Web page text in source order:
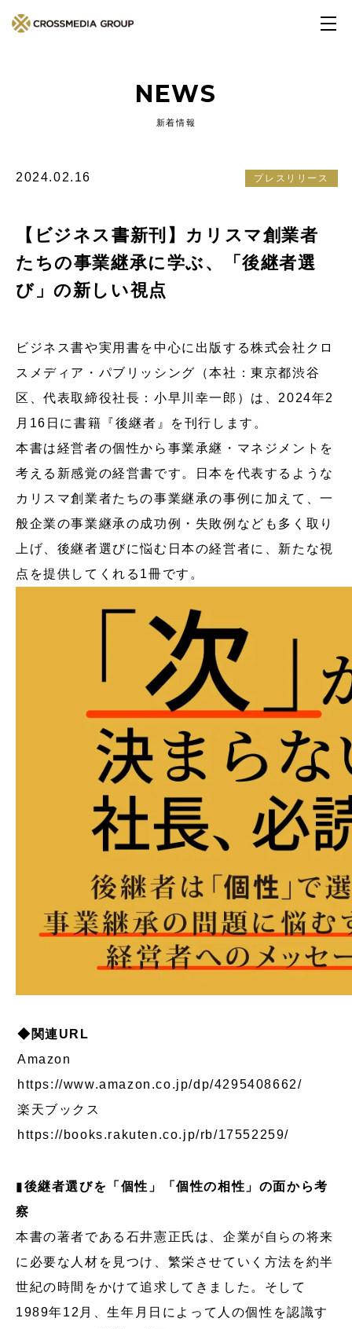
NEWS
新着情報
2024.02.16 プレスリリース
【ビジネス書新刊】カリスマ創業者
たちの事業継承に学ぶ、「後継者選
び」の新しい視点
ビジネス書や実用書を中心に出版する株式会社クロ
スメディア・パブリッシング（本社：東京都渋谷
区、代表取締役社長：小早川幸一郎）は、2024年2
月16日に書籍『後継者』を刊行します。
本書は経営者の個性から事業承継・マネジメントを
考える新感覚の経営書です。日本を代表するような
カリスマ創業者たちの事業継承の事例に加えて、一
般企業の事業継承の成功例・失敗例なども多く取り
上げ、後継者選びに悩む日本の経営者に、新たな視
点を提供してくれる1冊です。
◆関連URL
Amazon
https://www.amazon.co.jp/dp/4295408662/
楽天ブックス
https://books.rakuten.co.jp/rb/17552259/
▮後継者選びを「個性」「個性の相性」の面から考
察
本書の著者である石井憲正氏は、企業が自らの将来
に必要な人材を見つけ、繁栄させていく方法を約半
世紀の時間をかけて追求してきました。そして
1989年12月、生年月日によって人の個性を認識す